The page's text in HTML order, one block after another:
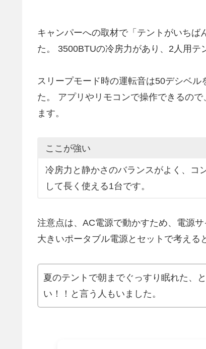
キャンパーへの取材で「テントがいちば
た。 3500BTUの冷房力があり、2人用テ
スリープモード時の運転音は50デシベ
た。 アプリやリモコンで操作できるの
ます。
ここが強い
冷房力と静かさのバランスがよく、コ
して長く使える1台です。
注意点は、AC電源で動かすため、電源
大きいポータブル電源とセットで考える
夏のテントで朝までぐっすり眠れた、
い！！と言う人もいました。